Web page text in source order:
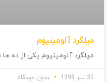
میلگرد آلومینیوم
میلگرد آلومینیوم یکی از ده ها
30 تیر 1398 بدون دیدگاه